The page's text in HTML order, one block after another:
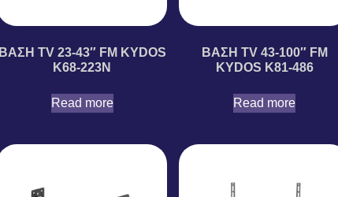
ΒΑΣΗ TV 23-43″ FM KYDOS
K68-223N
Read more
ΒΑΣΗ TV 43-100″ FM
KYDOS K81-486
Read more